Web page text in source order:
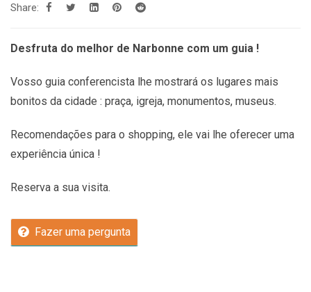
Share:
Desfruta do melhor de Narbonne com um guia !
Vosso guia conferencista lhe mostrará os lugares mais
bonitos da cidade : praça, igreja, monumentos, museus.
Recomendações para o shopping, ele vai lhe oferecer uma
experiência única !
Reserva a sua visita.
Fazer uma pergunta